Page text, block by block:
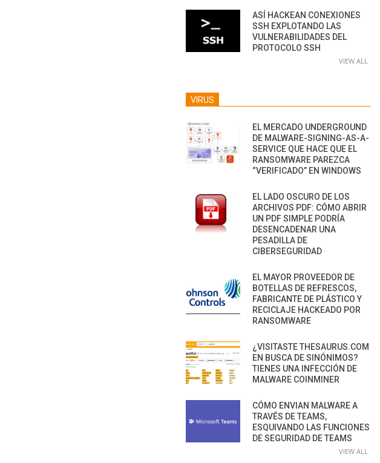
ASÍ HACKEAN CONEXIONES
SSH EXPLOTANDO LAS
VULNERABILIDADES DEL
PROTOCOLO SSH
VIEW ALL
VIRUS
EL MERCADO UNDERGROUND
DE MALWARE-SIGNING-AS-A-
SERVICE QUE HACE QUE EL
RANSOMWARE PAREZCA
“VERIFICADO” EN WINDOWS
EL LADO OSCURO DE LOS
ARCHIVOS PDF: CÓMO ABRIR
UN PDF SIMPLE PODRÍA
DESENCADENAR UNA
PESADILLA DE
CIBERSEGURIDAD
EL MAYOR PROVEEDOR DE
BOTELLAS DE REFRESCOS,
FABRICANTE DE PLÁSTICO Y
RECICLAJE HACKEADO POR
RANSOMWARE
¿VISITASTE THESAURUS.COM
EN BUSCA DE SINÓNIMOS?
TIENES UNA INFECCIÓN DE
MALWARE COINMINER
CÓMO ENVIAN MALWARE A
TRAVÉS DE TEAMS,
ESQUIVANDO LAS FUNCIONES
DE SEGURIDAD DE TEAMS
VIEW ALL